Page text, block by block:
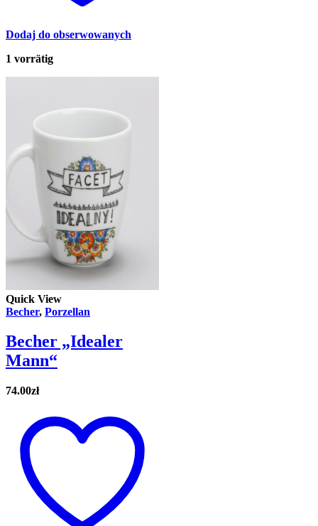
Dodaj do obserwowanych
1 vorrätig
Quick View
Becher, Porzellan
Becher „Idealer
Mann“
74.00zł